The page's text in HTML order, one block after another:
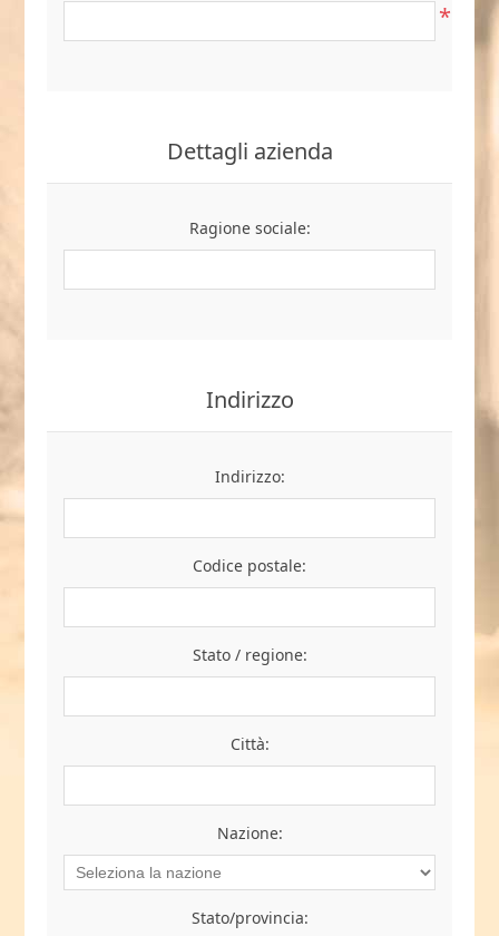
*
Dettagli azienda
Ragione sociale:
Indirizzo
Indirizzo:
Codice postale:
Stato / regione:
Città:
Nazione:
Stato/provincia: